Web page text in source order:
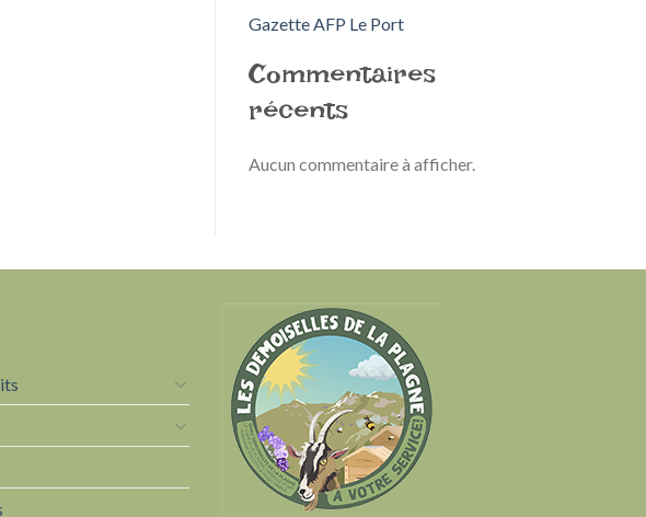
Gazette AFP Le Port
Commentaires
récents
Aucun commentaire à afficher.